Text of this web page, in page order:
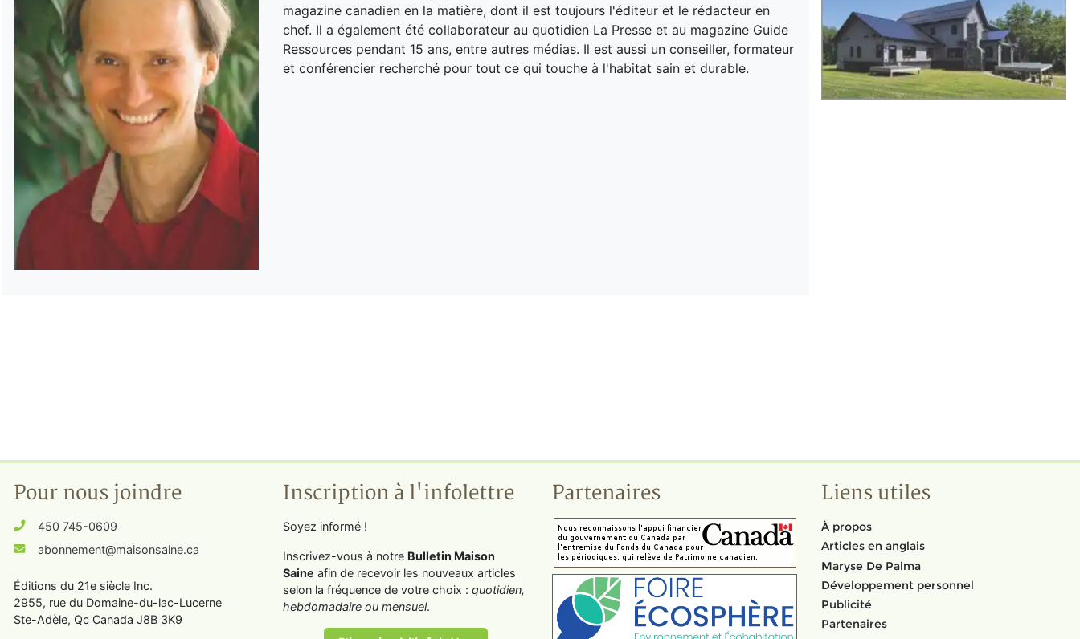
magazine canadien en la matière, dont il est toujours l'éditeur et le rédacteur en
chef. Il a également été collaborateur au quotidien La Presse et au magazine Guide
Ressources pendant 15 ans, entre autres médias. Il est aussi un conseiller, formateur
et conférencier recherché pour tout ce qui touche à l'habitat sain et durable.
Pour nous joindre
450 745-0609
abonnement@maisonsaine.ca
Éditions du 21e siècle Inc.
2955, rue du Domaine-du-lac-Lucerne
Ste-Adèle, Qc Canada J8B 3K9
Inscription à l'infolettre
Soyez informé !
Inscrivez-vous à notre Bulletin Maison
Saine afin de recevoir les nouveaux articles
selon la fréquence de votre choix : quotidien,
hebdomadaire ou mensuel.
Partenaires Liens utiles
À propos
Articles en anglais
Maryse De Palma
Développement personnel
Publicité
Partenaires